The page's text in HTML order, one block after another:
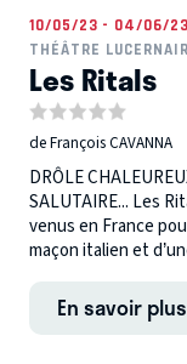
10/05/23 - 04/06/23
THÉÂTRE
Les Ritals
de François CAVANNA
DRÔLE
SALUTAIRE... Les
venus en France
maçon italien et
En savoir plus